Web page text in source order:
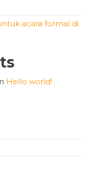
acara formal di
Hello world!